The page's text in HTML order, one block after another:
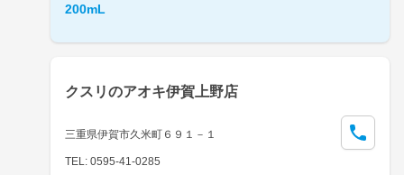
200mL
クスリのアオキ伊賀上野店
三重県伊賀市久米町６９１－１
TEL: 0595-41-0285